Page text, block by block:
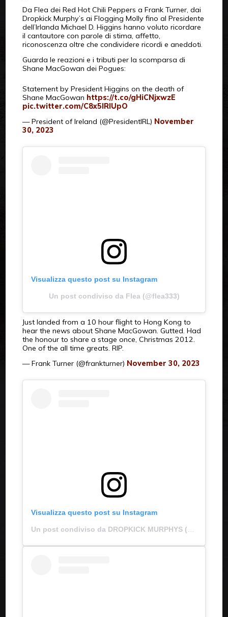
Da Flea dei Red Hot Chili Peppers a Frank Turner, dai
Dropkick Murphy’s ai Flogging Molly fino al Presidente
dell’Irlanda Michael D. Higgins hanno voluto ricordare
il cantautore con parole di stima, affetto,
riconoscenza oltre che condividere ricordi e aneddoti.
Guarda le reazioni e i tributi per la scomparsa di
Shane MacGowan dei Pogues:
Statement by President Higgins on the death of
Shane MacGowan https://t.co/gHiCNjxwzE
pic.twitter.com/C8x5IRIUpO
— President of Ireland (@PresidentIRL) November
30, 2023
Visualizza questo post su Instagram
Un post condiviso da Flea (@flea333)
Just landed from a 10 hour flight to Hong Kong to
hear the news about Shane MacGowan. Gutted. Had
the honour to share a stage once, Christmas 2012.
One of the all time greats. RIP.
— Frank Turner (@frankturner) November 30, 2023
Visualizza questo post su Instagram
Un post condiviso da DROPKICK MURPHYS (@dropkickmurphys)